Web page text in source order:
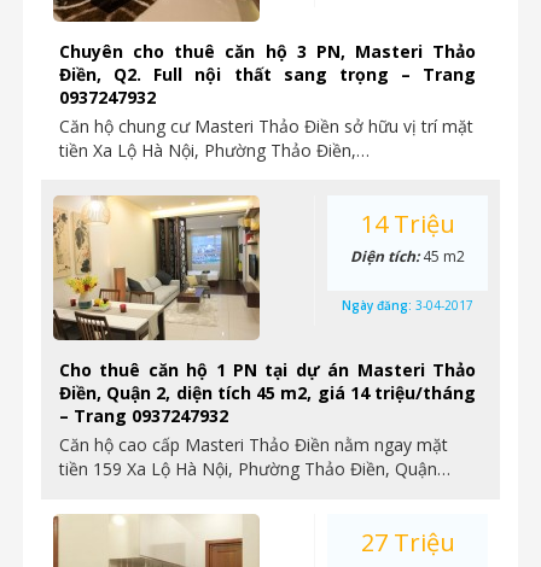
Chuyên cho thuê căn hộ 3 PN, Masteri Thảo
Điền, Q2. Full nội thất sang trọng – Trang
0937247932
Căn hộ chung cư Masteri Thảo Điền sở hữu vị trí mặt
tiền Xa Lộ Hà Nội, Phường Thảo Điền,…
Cho thuê căn hộ 1 PN tại dự án Masteri Thảo
Điền, Quận 2, diện tích 45 m2, giá 14 triệu/tháng
– Trang 0937247932
Căn hộ cao cấp Masteri Thảo Điền nằm ngay mặt
tiền 159 Xa Lộ Hà Nội, Phường Thảo Điền, Quận…
14 Triệu
Diện tích:45 m2
Ngày đăng: 3-04-2017
27 Triệu